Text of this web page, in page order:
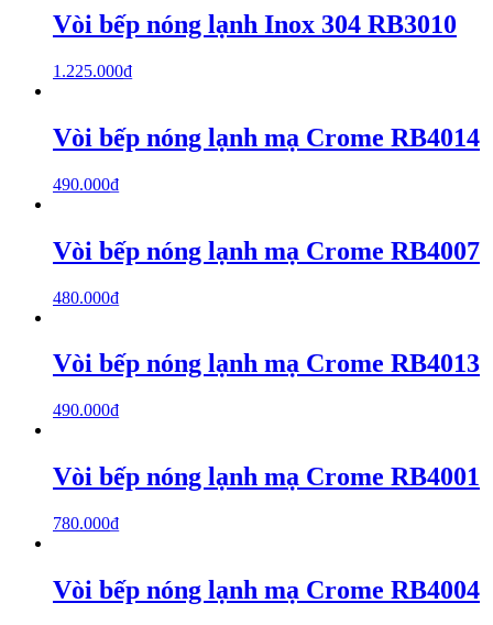
Vòi bếp nóng lạnh Inox 304 RB3010
1.225.000₫
Vòi bếp nóng lạnh mạ Crome RB4014
490.000₫
Vòi bếp nóng lạnh mạ Crome RB4007
480.000₫
Vòi bếp nóng lạnh mạ Crome RB4013
490.000₫
Vòi bếp nóng lạnh mạ Crome RB4001
780.000₫
Vòi bếp nóng lạnh mạ Crome RB4004